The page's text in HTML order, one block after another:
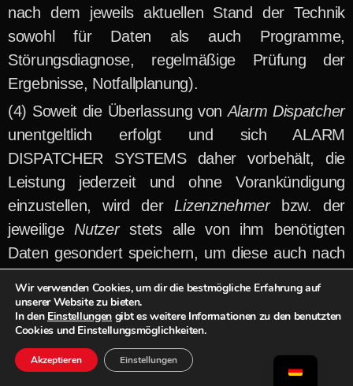
nach dem jeweils aktuellen Stand der Technik
sowohl für Daten als auch Programme,
Störungsdiagnose, regelmäßige Prüfung der
Ergebnisse, Notfallplanung).
Soweit die Überlassung vonAlarm Dispatcher
unentgeltlich erfolgt und sich ALARM
DISPATCHER SYSTEMS daher vorbehält, die
Leistung jederzeit und ohne Vorankündigung
einzustellen, wird der Lizenznehmerbzw. der
jeweilige Nutzerstets alle von ihm benötigten
Daten gesondert speichern, um diese auch nach
DerLizenznehmer
bei erforderlichen Registrierungen und
sonstigen zur Erreichung des Vertragszwecks
erforderlichen Abfragen vollständige und
Wir verwenden Cookies, um dir die bestmögliche Erfahrung auf
unserer Website zu bieten.
In den Einstellungen gibt es weitere Informationen zu den benutzten
Cookies und Einstellungsmöglichkeiten.
Akzeptieren Einstellungen